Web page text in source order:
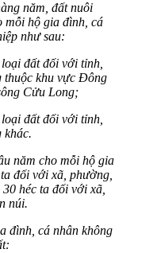
năm, đất nuôi
mỗi hộ gia đình, cá
như sau:
đất đối với tỉnh,
thuộc khu vực Đông
Cửu Long;
đất đối với tỉnh,
khác.
năm cho mỗi hộ gia
đối với xã, phường,
héc ta đối với xã,
núi.
đình, cá nhân không